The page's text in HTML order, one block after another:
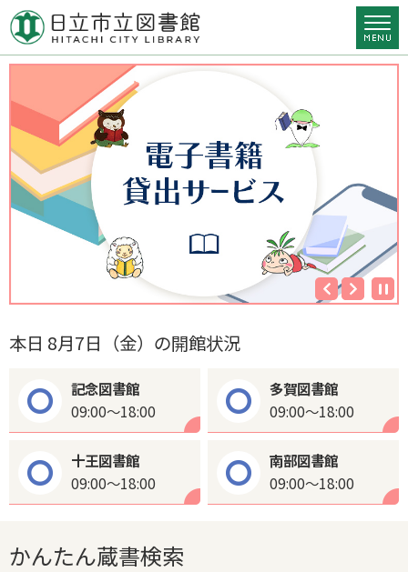
本日 8月7日（金） の開館状況
記念図書館
09:00～18:00
多賀図書館
09:00～18:00
十王図書館
09:00～18:00
南部図書館
09:00～18:00
かんたん蔵書検索